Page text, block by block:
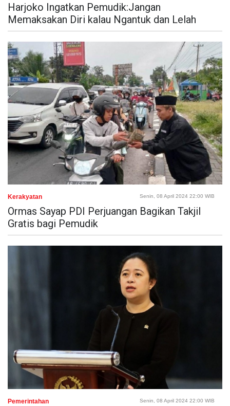
Harjoko Ingatkan Pemudik:Jangan
Memaksakan Diri kalau Ngantuk dan Lelah
Kerakyatan Senin, 08 April 2024 22:00 WIB
Ormas Sayap PDI Perjuangan Bagikan Takjil
Gratis bagi Pemudik
Pemerintahan Senin, 08 April 2024 22:00 WIB